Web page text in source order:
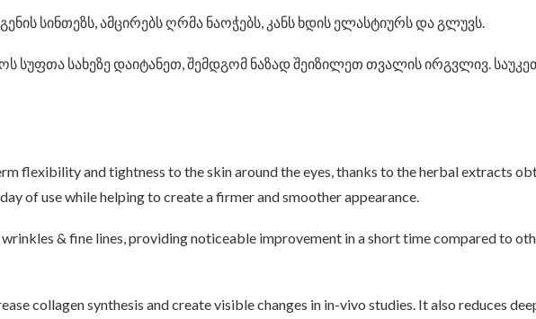
სინთეზს, ამცირებს ღრმა ნაოჭებს, კანს ხდის ელასტიურს და გლუვს.
სუფთა სახეზე დაიტანეთ, შემდგომ ნაზად შეიზილეთ თვალის ირგვლივ.
flexibility and tightness to the skin around the eyes, thanks to the herbal extracts
of use while helping to create a firmer and smoother appearance.
& fine lines, providing noticeable improvement in a short time compared to
collagen synthesis and create visible changes in in-vivo studies. It also reduces